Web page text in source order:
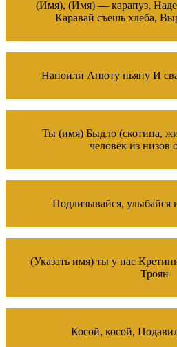
(Имя), (Имя) — карапуз,
Каравай съешь хлеба,
Напоили Анюту пьяну И
Ты (имя) Быдло (скотина,
человек из низов
Подлизывайся, улыбайся
(Указать имя) ты у нас
Троян
Косой, косой,